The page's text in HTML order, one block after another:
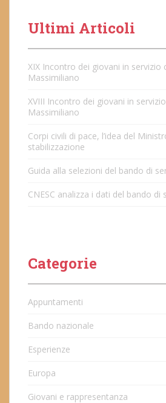
Ultimi Articoli
XIX Incontro dei giovani in servizio
Massimiliano
XVIII Incontro dei giovani in
Massimiliano
Corpi civili di pace, l’idea del
stabilizzazione
Guida alla selezioni del bando di
CNESC analizza i dati del bando di
Categorie
Appuntamenti
Bando nazionale
Esperienze
Europa
Giovani e rappresentanza